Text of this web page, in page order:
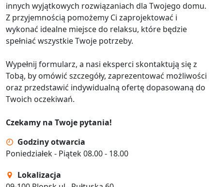
innych wyjątkowych rozwiązaniach dla Twojego domu.
Z przyjemnością pomożemy Ci zaprojektować i
wykonać idealne miejsce do relaksu, które będzie
spełniać wszystkie Twoje potrzeby.
Wypełnij formularz, a nasi eksperci skontaktują się z
Tobą, by omówić szczegóły, zaprezentować możliwości
oraz przedstawić indywidualną ofertę dopasowaną do
Twoich oczekiwań.
Czekamy na Twoje pytania!
Godziny otwarcia
Poniedziałek - Piątek 08.00 - 18.00
Lokalizacja